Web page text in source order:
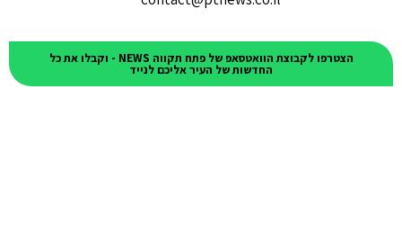
הצטרפו לקבוצת הוואטסאפ של פתח תקווה NEWS - וקבלו את כל
החדשות של העיר אליכם לנייד